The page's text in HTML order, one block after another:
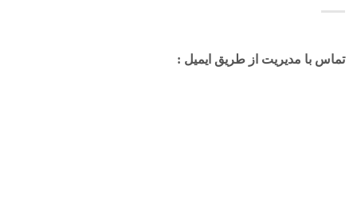
تماس با مدیریت از طریق ایمیل :